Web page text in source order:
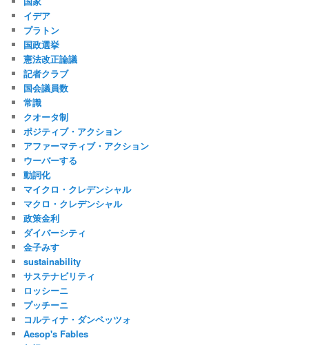
イデア
プラトン
国政選挙
憲法改正論議
記者クラブ
国会議員数
常識
クオータ制
ポジティブ・アクション
アファーマティブ・アクション
ウーバーする
動詞化
マイクロ・クレデンシャル
マクロ・クレデンシャル
政策金利
ダイバーシティ
金子みすゞ
sustainability
サステナビリティ
ロッシーニ
プッチーニ
コルティナ・ダンペッツォ
Aesop's Fables